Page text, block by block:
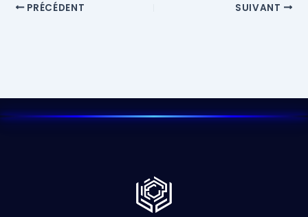
PRÉCÉDENT SUIVANT